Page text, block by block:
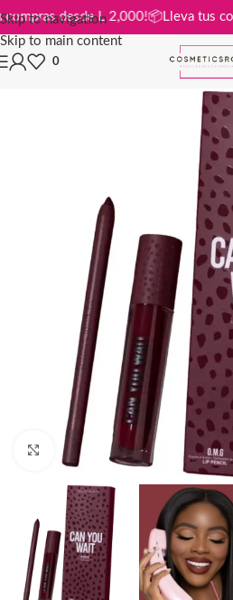
Skip to navigation
Skip to main content
en compras desde L 2,000!📦Lleva
0
Click to enlarge